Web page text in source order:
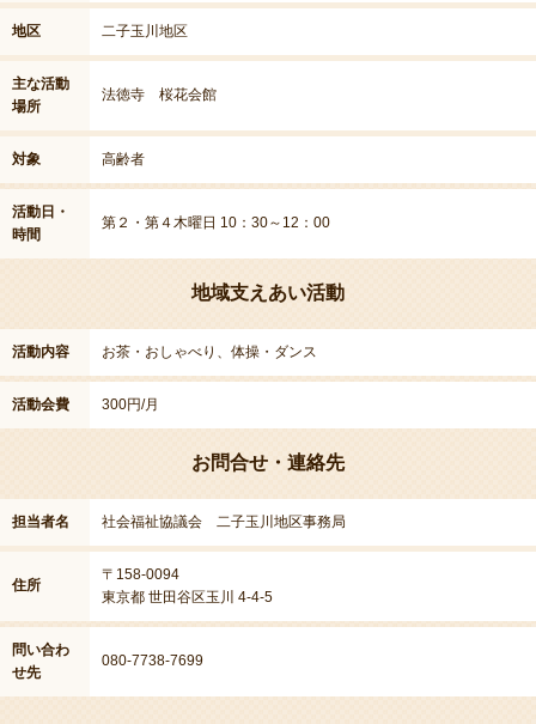
地区 二子玉川地区
主な活動
場所
法徳寺 桜花会館
対象 高齢者
活動日・
時間
第２・第４木曜日 10：30～12：00
地域支えあい活動
活動内容 お茶・おしゃべり、体操・ダンス
活動会費 300円/月
お問合せ・連絡先
担当者名 社会福祉協議会 二子玉川地区事務局
住所
〒158-0094
東京都 世田谷区玉川 4-4-5
問い合わ
せ先
080-7738-7699